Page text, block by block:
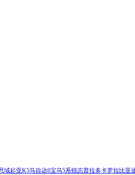
域起亚K5马自达6宝马5系锐志普拉多卡罗拉比亚